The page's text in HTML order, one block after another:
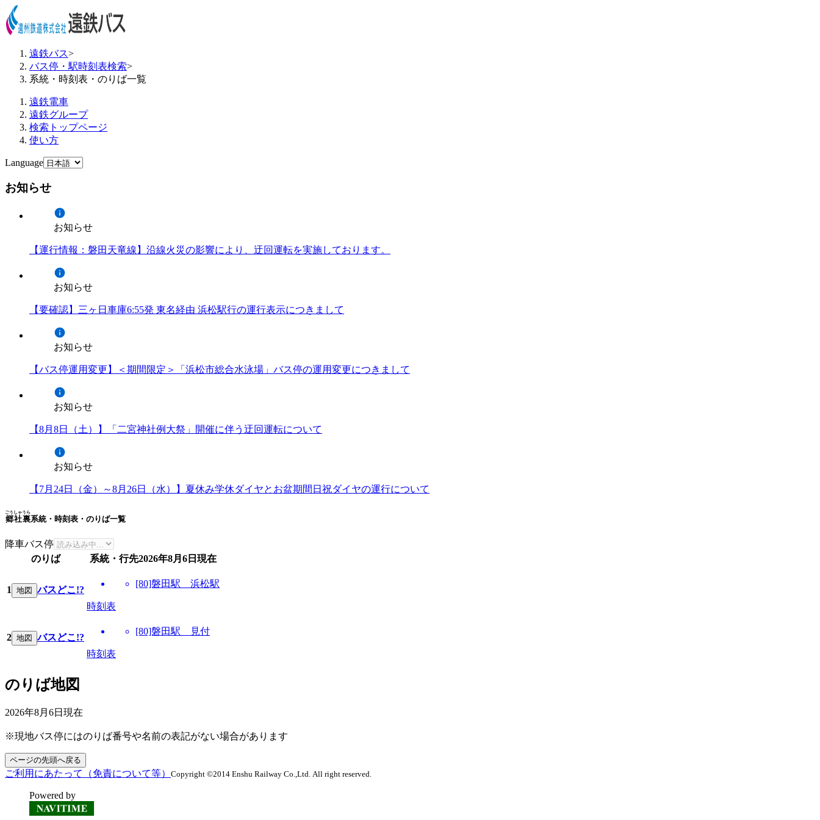
遠鉄バス>
バス停・駅時刻表検索>
系統・時刻表・のりば一覧
遠鉄電車
遠鉄グループ
検索トップページ
使い方
Language
お知らせ
お知らせ
【運行情報：磐田天竜線】沿線火災の影響により、迂回運転を実施しております。
お知らせ
【要確認】三ヶ日車庫6:55発 東名経由 浜松駅行の運行表示につきまして
お知らせ
【バス停運用変更】＜期間限定＞「浜松市総合水泳場」バス停の運用変更につきまして
お知らせ
【8月8日（土）】「二宮神社例大祭」開催に伴う迂回運転について
お知らせ
【7月24日（金）～8月26日（水）】夏休み学休ダイヤとお盆期間日祝ダイヤの運行について
郷社裏
ごうしゃうら
系統・時刻表・のりば一覧
降車バス停
のりば
系統・行先2026年8月6日 現在
1 地図 バスどこ!?
[80]磐田駅 浜松駅
時刻表
2 地図 バスどこ!?
[80]磐田駅 見付
時刻表
のりば地図
2026年8月6日 現在
※現地バス停にはのりば番号や名前の表記がない場合があります
ページの先頭へ戻る
ご利用にあたって（免責について等） Copyright ©2014 Enshu Railway Co.,Ltd. All right reserved.
Powered by